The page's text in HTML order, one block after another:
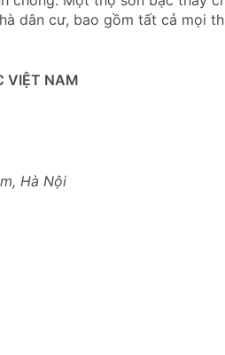
dân cư, bao gồm tất cả mọi
VIỆT NAM
Hà Nội